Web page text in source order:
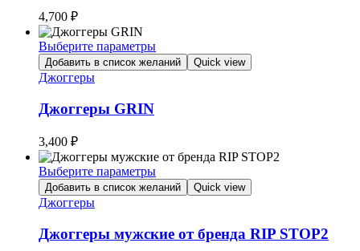
можно
выбрать
на
странице
товара.
4,700 ₽
Выберите параметры
Этот
товар
имеет
несколько
вариаций.
можно
выбрать
на
странице
товара.
Добавить в список желаний Quick view
Джоггеры
Джоггеры GRIN
3,400 ₽
Выберите параметры
Этот
товар
имеет
несколько
вариаций.
Добавить в список желаний Quick view
Джоггеры
Джоггеры мужские от бренда RIP STOP2